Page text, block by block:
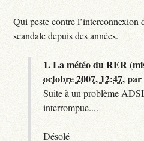
Qui peste contre
scandale depuis des années.
1.La météo du RER
octobre 2007, 12:47,par
Suite à un problème
interrompue....
Désolé